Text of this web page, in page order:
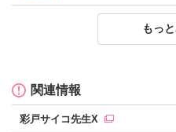
ガテン王子とこじらせ
150円（税抜） 発
もっ
関連情報
彩戸サイコ先生X